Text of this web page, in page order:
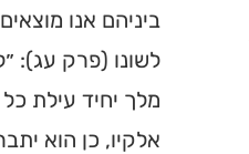
ביניהם אנו
לשונו (פרק עג):
מלך יחיד עילת
אלקיו, כן הוא